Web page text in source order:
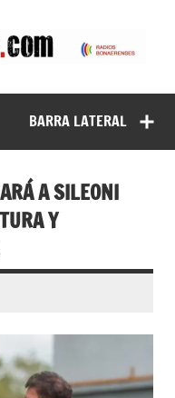
BARRA LATERAL
A SILEONI
Y